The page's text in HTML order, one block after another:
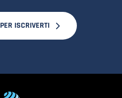
ISCRIVERTI